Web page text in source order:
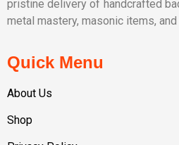
pristine delivery of handcrafted
metal mastery, masonic items, and
Quick Menu
About Us
Shop